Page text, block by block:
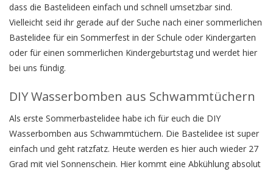
dass die Bastelideen einfach und schnell umsetzbar sind.
Vielleicht seid ihr gerade auf der Suche nach einer sommerlichen
Bastelidee für ein Sommerfest in der Schule oder Kindergarten
oder für einen sommerlichen Kindergeburtstag und werdet hier
bei uns fündig.
DIY Wasserbomben aus Schwammtüchern
Als erste Sommerbastelidee habe ich für euch die DIY
Wasserbomben aus Schwammtüchern. Die Bastelidee ist super
einfach und geht ratzfatz. Heute werden es hier auch wieder 27
Grad mit viel Sonnenschein. Hier kommt eine Abkühlung absolut